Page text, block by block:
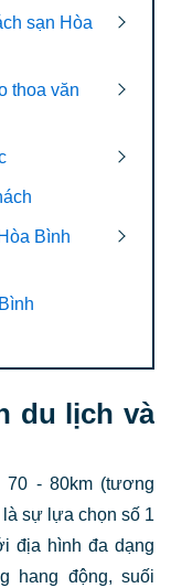
sạn Hòa
thoa văn
Bình
du lịch và
70 - 80km (tương
sự lựa chọn số 1
địa hình đa dạng
hang động, suối